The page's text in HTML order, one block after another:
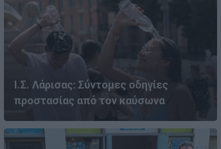
Ι.Σ. Λάρισας: Σύντομες οδηγίες
προστασίας από τον καύσωνα